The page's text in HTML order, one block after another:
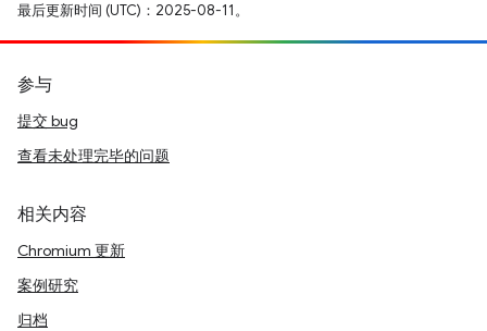
最后更新时间 (UTC)：2025-08-11。
参与
提交 bug
查看未处理完毕的问题
相关内容
Chromium 更新
案例研究
归档